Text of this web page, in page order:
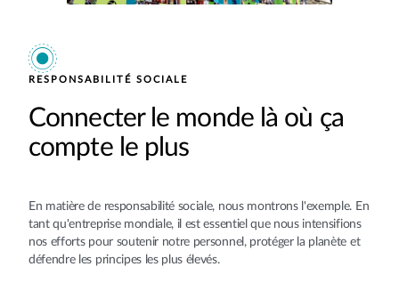
RESPONSABILITÉ SOCIALE
Connecter le monde là où ça
compte le plus
En matière de responsabilité sociale, nous montrons l'exemple. En
tant qu'entreprise mondiale, il est essentiel que nous intensifions
nos efforts pour soutenir notre personnel, protéger la planète et
défendre les principes les plus élevés.